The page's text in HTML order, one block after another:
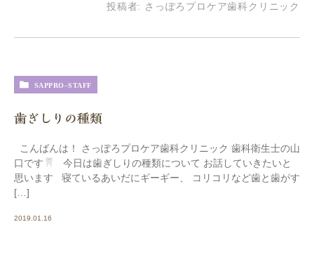
投稿者: さっぽろプロケア歯科クリニック
SAPPRO-STAFF
歯ぎしりの種類
こんばんは！ さっぽろプロケア歯科クリニック 歯科衛生士の山
口です
今日は歯ぎしりの種類について お話していきたいと
思います 寝ているあいだにギーギー、 コリコリなど歯と歯がす
[…]
2019.01.16